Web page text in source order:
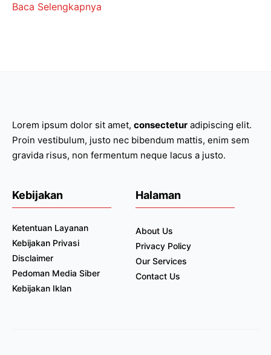
Baca Selengkapnya
Lorem ipsum dolor sit amet, consectetur adipiscing elit.
Proin vestibulum, justo nec bibendum mattis, enim sem
gravida risus, non fermentum neque lacus a justo.
Kebijakan
Ketentuan Layanan
Kebijakan Privasi
Disclaimer
Pedoman Media Siber
Kebijakan Iklan
Halaman
About Us
Privacy Policy
Our Services
Contact Us